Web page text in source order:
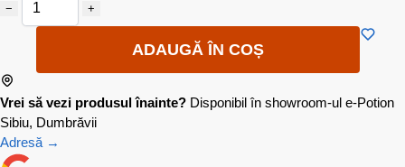
− +
ADAUGĂ ÎN COȘ
Vrei să vezi produsul înainte? Disponibil în showroom-ul e-Potion
Sibiu, Dumbrăvii
Adresă →